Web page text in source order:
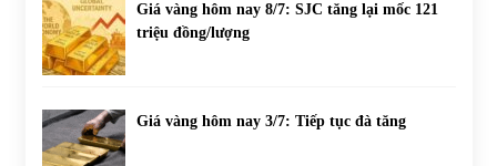
Giá vàng hôm nay 8/7: SJC tăng lại mốc 121
triệu đồng/lượng
Giá vàng hôm nay 3/7: Tiếp tục đà tăng